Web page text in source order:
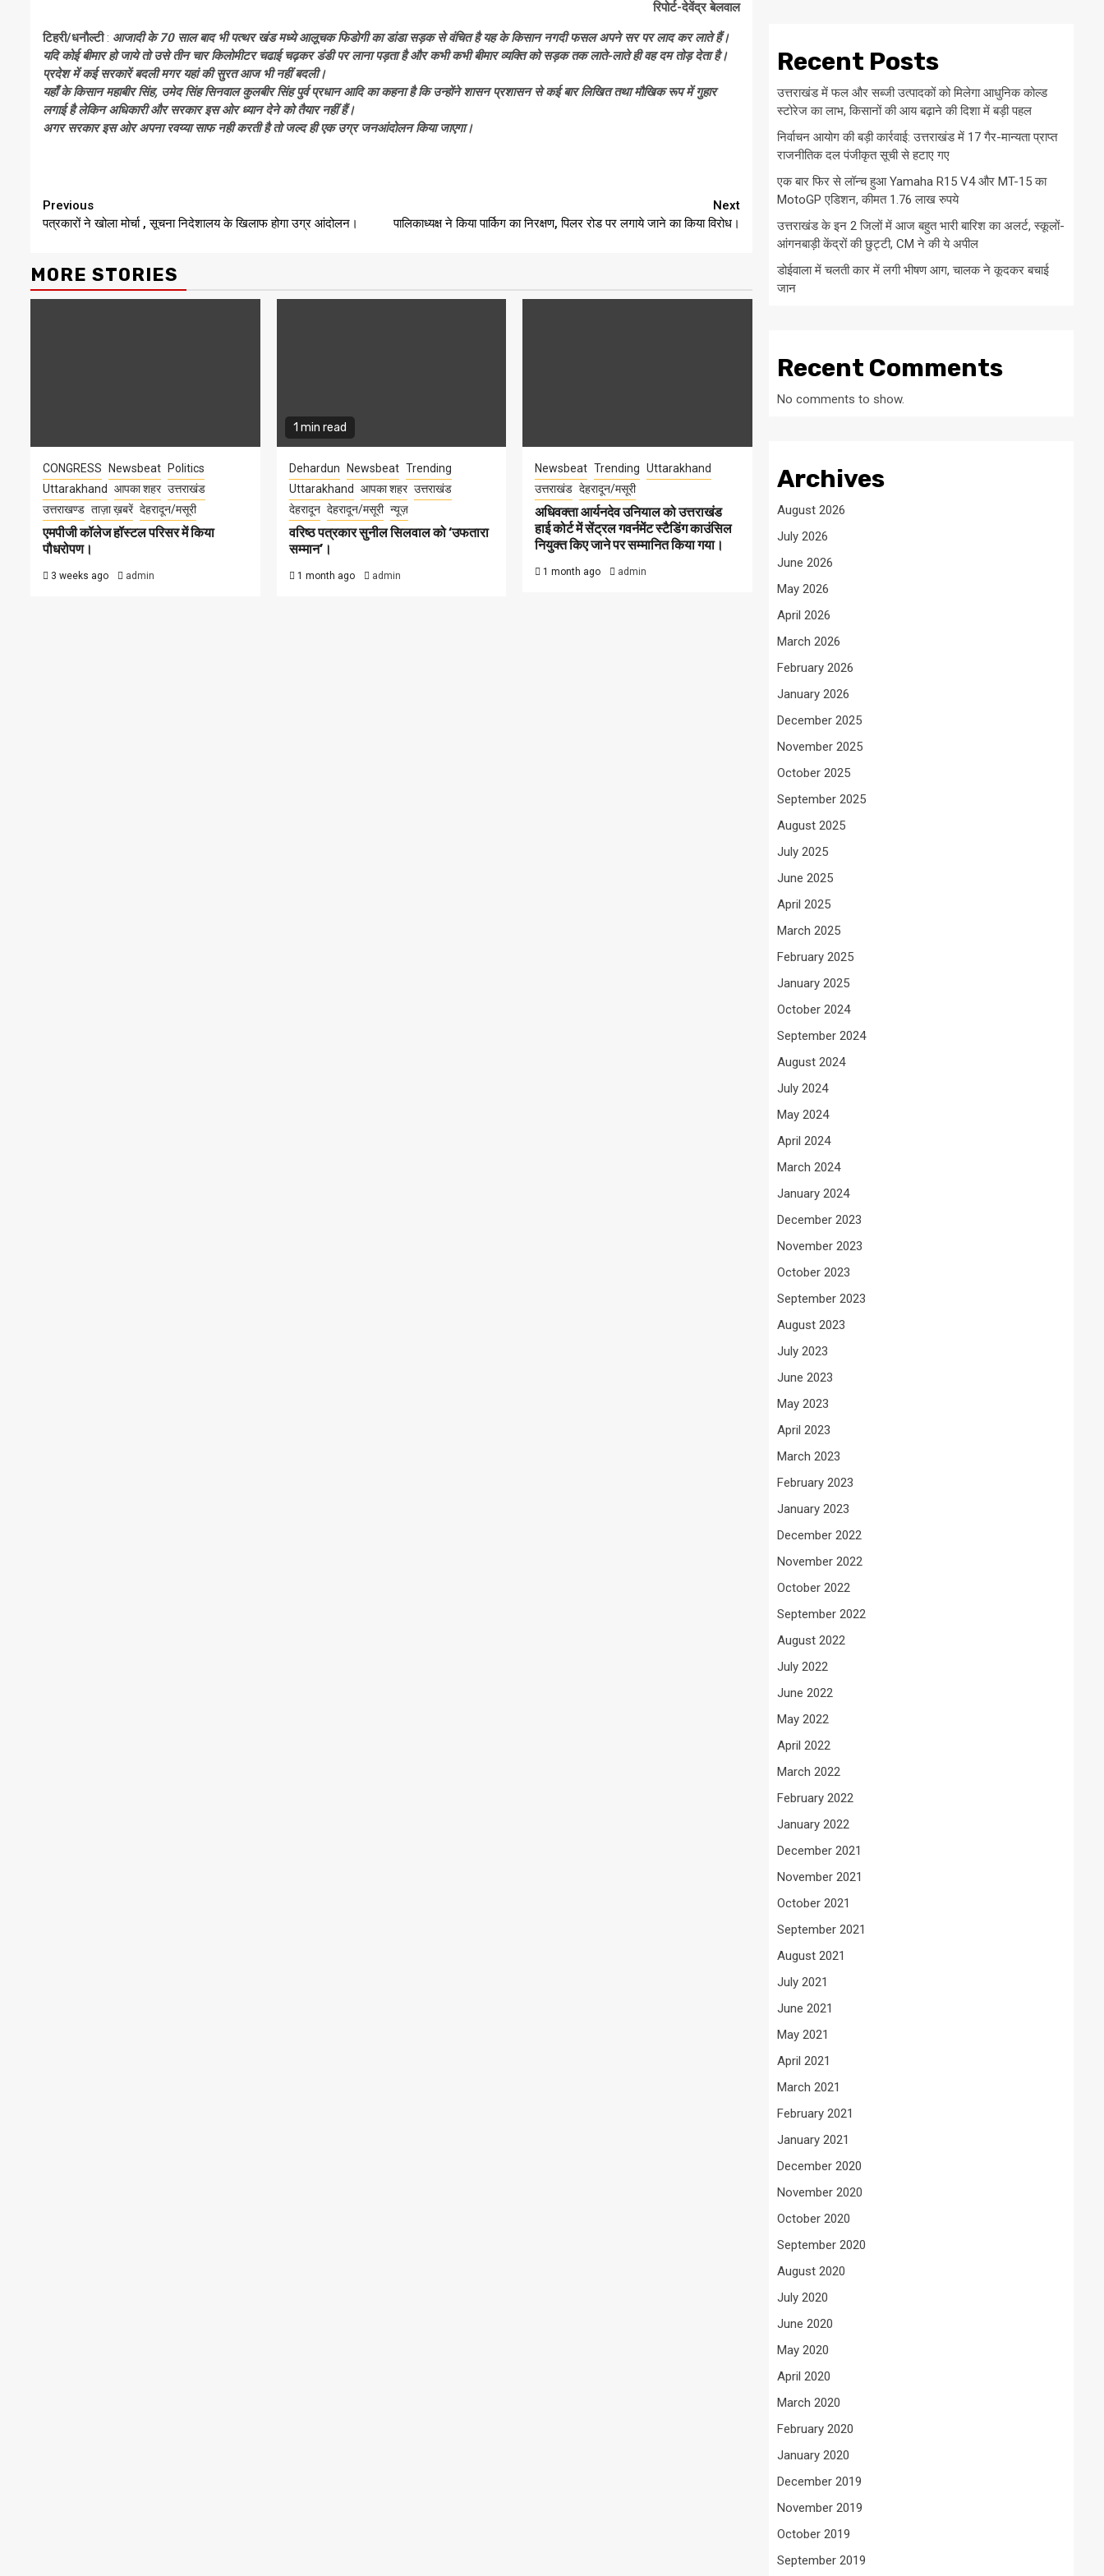
रिपोर्ट-देवेंद्र बेलवाल
टिहरी/धनौल्टी: आजादी के 70 साल बाद भी पत्थर खंड मध्ये आलूचक फिडोगी का डांडा सड़क से वंचित है यह के किसान नगदी फसल अपने सर पर लाद कर लाते हैं।
यदि कोई बीमार हो जाये तो उसे तीन चार किलोमीटर चढाई चढ़कर डंडी पर लाना पड़ता है और कभी कभी बीमार व्यक्ति को सड़क तक लाते-लाते ही वह दम तोड़ देता है।
प्रदेश में कई सरकारें बदली मगर यहां की सुरत आज भी नहीं बदली।
यहाँ के किसान महाबीर सिंह, उमेद सिंह सिनवाल कुलबीर सिंह पुर्व प्रधान आदि का कहना है कि उन्होंने शासन प्रशासन से कई बार लिखित तथा मौखिक रूप में गुहार
लगाई है लेकिन अधिकारी और सरकार इस ओर ध्यान देने को तैयार नहीं हैं।
अगर सरकार इस ओर अपना रवय्या साफ नही करती है तो जल्द ही एक उग्र जनआंदोलन किया जाएगा।
Continue
Reading
Previous
पत्रकारों ने खोला मोर्चा , सूचना निदेशालय के खिलाफ होगा उग्र आंदोलन।
Next
पालिकाध्यक्ष ने किया पार्किग का निरक्षण, पिलर रोड पर लगाये जाने का किया विरोध।
MORE STORIES
CONGRESS Newsbeat
Politics
Uttarakhand
आपका शहर उत्तराखंड
उत्तराखण्ड ताज़ा ख़बरें देहरादून/मसूरी
एमपीजी कॉलेज हॉस्टल परिसर में किया
पौधरोपण।
3 weeks ago admin
1 min read
Dehardun Newsbeat Trending
Uttarakhand
आपका शहर उत्तराखंड
देहरादून देहरादून/मसूरी न्यूज़
वरिष्ठ पत्रकार सुनील सिलवाल को ‘उफतारा
सम्मान’।
1 month ago admin
Newsbeat Trending Uttarakhand
उत्तराखंड देहरादून/मसूरी
अधिवक्ता आर्यनदेव उनियाल को उत्तराखंड
हाई कोर्ट में सेंट्रल गवर्नमेंट स्टैडिंग काउंसिल
नियुक्त किए जाने पर सम्मानित किया गया।
1 month ago admin
Recent Posts
उत्तराखंड में फल और सब्जी उत्पादकों को मिलेगा आधुनिक कोल्ड
स्टोरेज का लाभ, किसानों की आय बढ़ाने की दिशा में बड़ी पहल
निर्वाचन आयोग की बड़ी कार्रवाई: उत्तराखंड में 17 गैर-मान्यता प्राप्त
राजनीतिक दल पंजीकृत सूची से हटाए गए
एक बार फिर से लॉन्च हुआ Yamaha R15 V4 और MT-15 का
MotoGP एडिशन, कीमत 1.76 लाख रुपये
उत्तराखंड के इन 2 जिलों में आज बहुत भारी बारिश का अलर्ट, स्कूलों-
आंगनबाड़ी केंद्रों की छुट्टी, CM ने की ये अपील
डोईवाला में चलती कार में लगी भीषण आग, चालक ने कूदकर बचाई
जान
Recent Comments
No comments to show.
Archives
August 2026
July 2026
June 2026
May 2026
April 2026
March 2026
February 2026
January 2026
December 2025
November 2025
October 2025
September 2025
August 2025
July 2025
June 2025
April 2025
March 2025
February 2025
January 2025
October 2024
September 2024
August 2024
July 2024
May 2024
April 2024
March 2024
January 2024
December 2023
November 2023
October 2023
September 2023
August 2023
July 2023
June 2023
May 2023
April 2023
March 2023
February 2023
January 2023
December 2022
November 2022
October 2022
September 2022
August 2022
July 2022
June 2022
May 2022
April 2022
March 2022
February 2022
January 2022
December 2021
November 2021
October 2021
September 2021
August 2021
July 2021
June 2021
May 2021
April 2021
March 2021
February 2021
January 2021
December 2020
November 2020
October 2020
September 2020
August 2020
July 2020
June 2020
May 2020
April 2020
March 2020
February 2020
January 2020
December 2019
November 2019
October 2019
September 2019